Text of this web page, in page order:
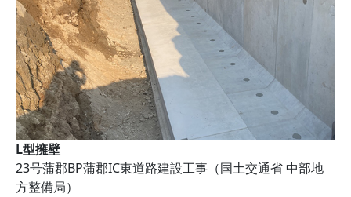
L型擁壁
23号蒲郡BP蒲郡IC東道路建設工事（国土交通省 中部地
方整備局）